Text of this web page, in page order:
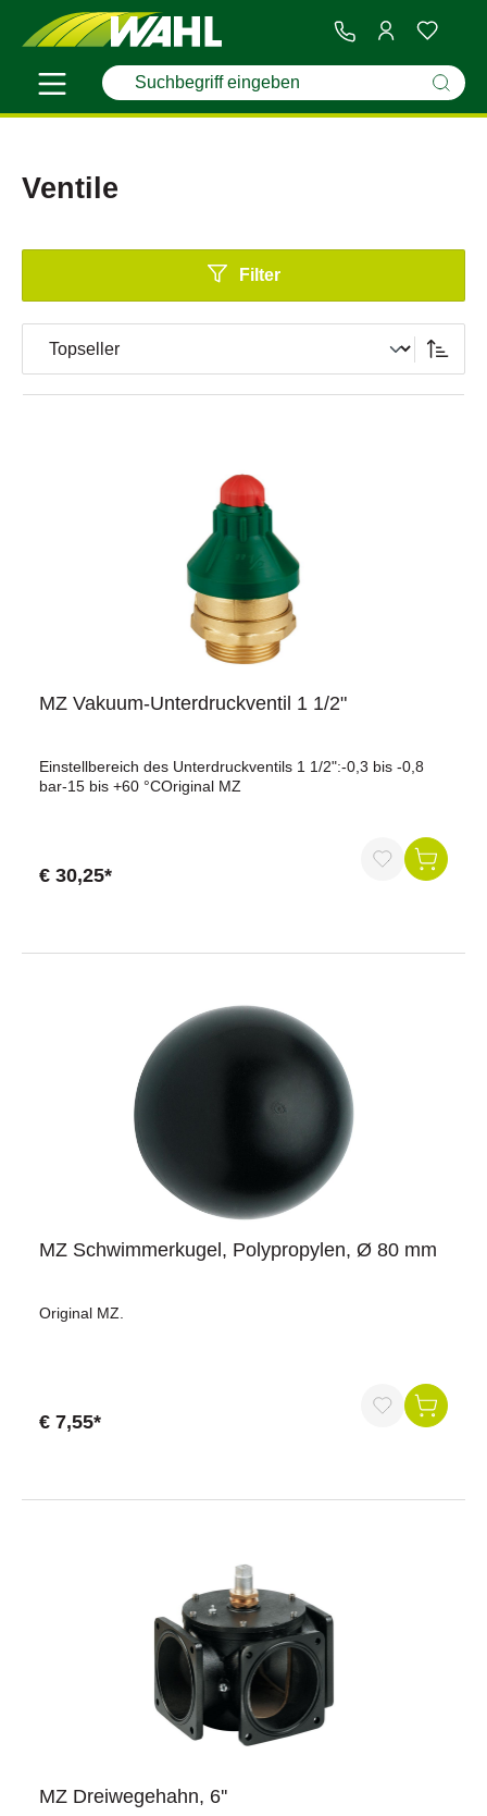
Ventile
Filter
MZ Vakuum-Unterdruckventil 1 1/2"
Einstellbereich des Unterdruckventils 1 1/2":-0,3 bis -0,8
bar-15 bis +60 °COriginal MZ
€ 30,25*
MZ Schwimmerkugel, Polypropylen, Ø 80 mm
Original MZ.
€ 7,55*
MZ Dreiwegehahn, 6''